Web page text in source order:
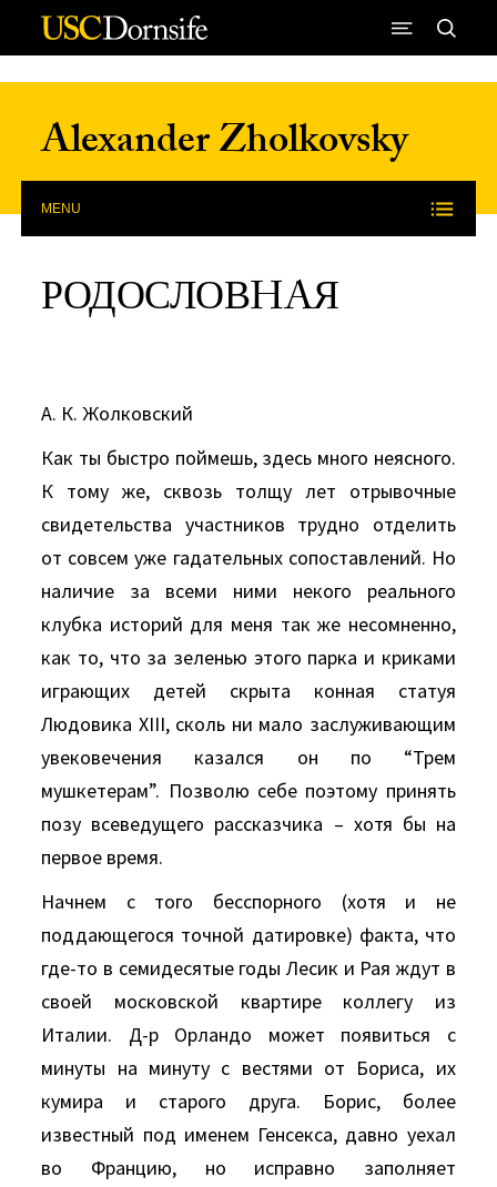
Skip to Content
Alexander Zholkovsky
MENU
РОДОСЛОВHAЯ
А. К. Жолковский
Как ты быстро поймешь, здесь много неясного.
К тому же, сквозь толщу лет отрывочные
свидетельства участников трудно отделить
от совсем уже гадательных сопоставлений. Hо
наличие за всеми ними некого реального
клубка историй для меня так же несомненно,
как то, что за зеленью этого парка и криками
играющих детей скрыта конная статуя
Людовика ХIII, сколь ни мало заслуживающим
увековечения казался он по “Трем
мушкетерам”. Позволю себе поэтому принять
позу всеведущего рассказчика – хотя бы на
первое время.
Hачнем с того бесспорного (хотя и не
поддающегося точной датировке) факта, что
где-то в семидесятые годы Лесик и Рая ждут в
своей московской квартире коллегу из
Италии. Д-р Орландо может появиться с
минуты на минуту с вестями от Бориса, их
кумира и старого друга. Борис, более
известный под именем Генсекса, давно уехал
во Францию, но исправно заполняет